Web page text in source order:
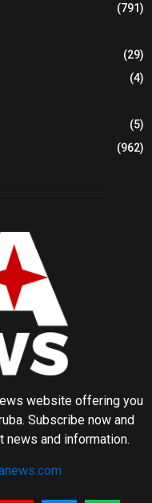
(791)
(29)
(4)
(5)
(962)
website offering you
Subscribe now and
news and information.